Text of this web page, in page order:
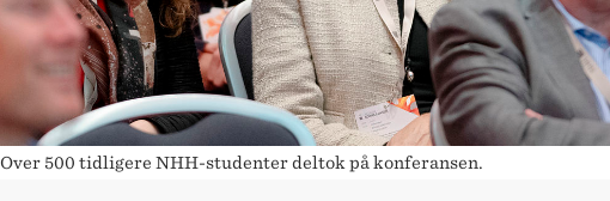
Over 500 tidligere NHH-studenter deltok på konferansen.